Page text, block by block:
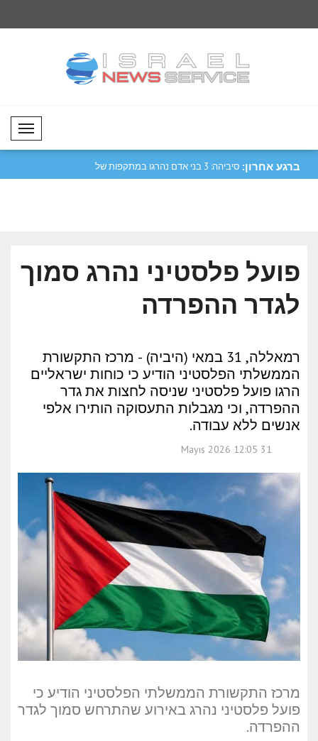
Mobil Menü
ברגע אחרון: סיביהה: 3 בני אדם נהרגו במתקפות של ותמשיך בדיאלוג
פועל פלסטיני נהרג סמוך
לגדר ההפרדה
רמאללה, 31 במאי (היביה) - מרכז התקשורת
הממשלתי הפלסטיני הודיע כי כוחות ישראליים
הרגו פועל פלסטיני שניסה לחצות את גדר
ההפרדה, וכי מגבלות התעסוקה הותירו אלפי
אנשים ללא עבודה.
31 Mayıs 2026 12:05
מרכז התקשורת הממשלתי הפלסטיני הודיע כי
פועל פלסטיני נהרג באירוע שהתרחש סמוך לגדר
ההפרדה.